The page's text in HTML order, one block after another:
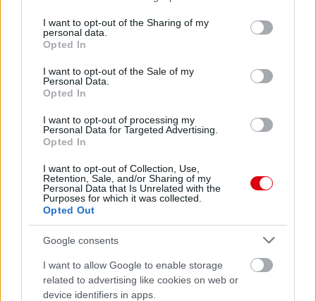
not limited to your visit or usage behaviour. You may click to
grant or deny consent to Google and its third-party tags to
use your data for below specified purposes in below Google
consent section.
I want to opt-out of the Sharing of my
personal data.
Opted In
I want to opt-out of the Sale of my
Personal Data.
Opted In
I want to opt-out of processing my
Personal Data for Targeted Advertising.
Opted In
I want to opt-out of Collection, Use,
Retention, Sale, and/or Sharing of my
Personal Data that Is Unrelated with the
Purposes for which it was collected.
Opted Out
Google consents
I want to allow Google to enable storage
related to advertising like cookies on web or
device identifiers in apps.
Meccs Center